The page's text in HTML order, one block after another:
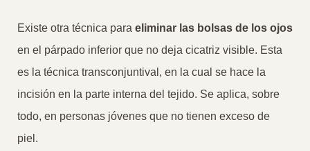
Existe otra técnica para eliminar las bolsas de los ojos
en el párpado inferior que no deja cicatriz visible. Esta
es la técnica transconjuntival, en la cual se hace la
incisión en la parte interna del tejido. Se aplica, sobre
todo, en personas jóvenes que no tienen exceso de
piel.